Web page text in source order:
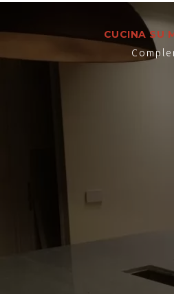
CUCINA SU